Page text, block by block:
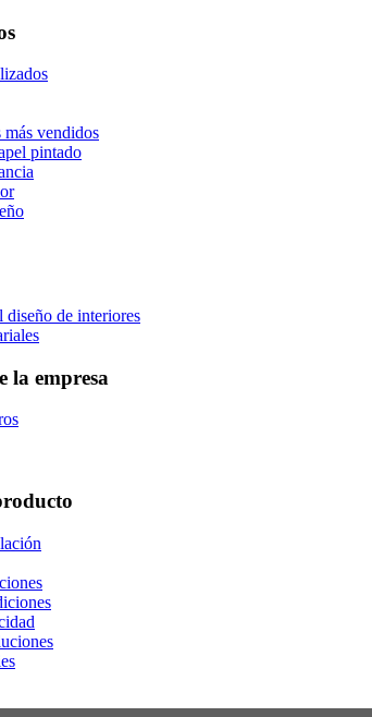
más vendidos
pintado
diseño de interiores
la empresa